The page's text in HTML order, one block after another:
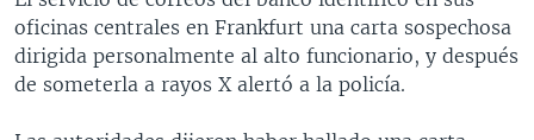
TECNOLOGÍA
DEPORTES
FOTOGRAFÍA
AUDIOS
EL MUNDO AL DÍA
FORO INTERAMERICANO
RADIO
AVANCE INFORMATIVO
DIRECT
oficinas centrales en Frankfurt una carta sospechosa
dirigida personalmente al alto funcionario, y después
de someterla a rayos X alertó a la policía.